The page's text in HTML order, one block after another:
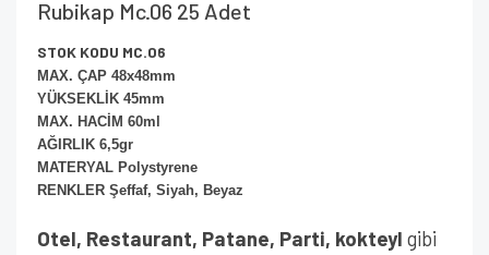
Rubikap Mc.06 25 Adet
STOK KODU MC.06
MAX. ÇAP 48x48mm
YÜKSEKLİK 45mm
MAX. HACİM 60ml
AĞIRLIK 6,5gr
MATERYAL Polystyrene
RENKLER Şeffaf, Siyah, Beyaz
Otel, Restaurant, Patane, Parti, kokteyl gibi